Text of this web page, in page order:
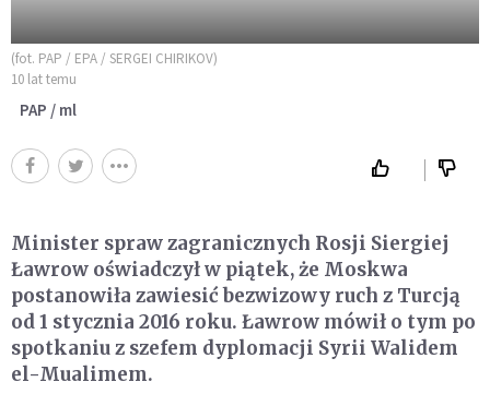
(fot. PAP / EPA / SERGEI CHIRIKOV)
10 lat temu
PAP / ml
Minister spraw zagranicznych Rosji Siergiej
Ławrow oświadczył w piątek, że Moskwa
postanowiła zawiesić bezwizowy ruch z Turcją
od 1 stycznia 2016 roku. Ławrow mówił o tym po
spotkaniu z szefem dyplomacji Syrii Walidem
el-Mualimem.